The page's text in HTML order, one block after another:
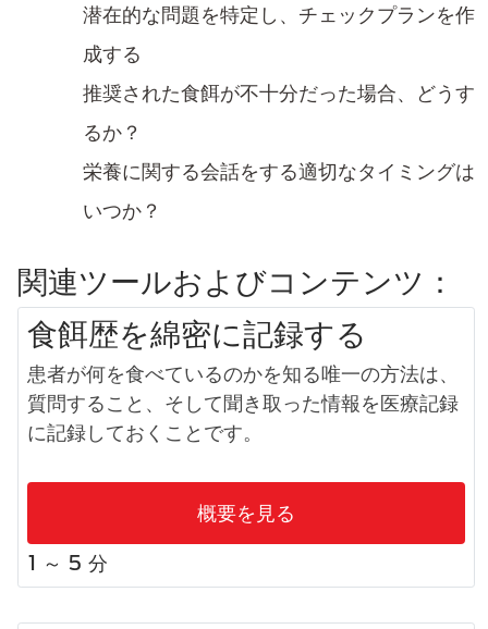
潜在的な問題を特定し、チェックプランを作
成する
推奨された食餌が不十分だった場合、どうす
るか？
栄養に関する会話をする適切なタイミングは
いつか？
関連ツールおよびコンテンツ：
食餌歴を綿密に記録する
患者が何を食べているのかを知る唯一の方法は、
質問すること、そして聞き取った情報を医療記録
に記録しておくことです。
概要を見る
1 ～ 5 分